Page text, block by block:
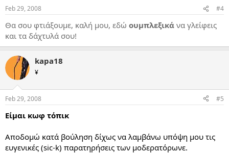
Feb 29, 2008 #4
Θα σου φτιάξουμε, καλή μου, εδώ ουμπλεξικά να γλείφεις
και τα δάχτυλά σου!
kapa18
¥
Feb 29, 2008 #5
Είμαι κωφ τόπικ
Αποδομώ κατά βούληση δίχως να λαμβάνω υπόψη μου τις
ευγενικές (sic-k) παρατηρήσεις των μοδερατόρωνε.